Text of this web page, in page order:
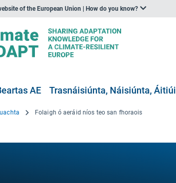
of the European Union | How do you know?
AE Trasnáisiúnta, Náisiúnta, Áitiúil
Folaigh ó aeráid níos teo san fhoraois